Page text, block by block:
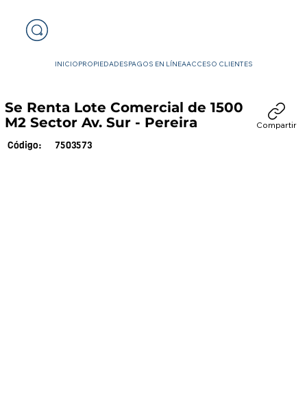
INICIOPROPIEDADESPAGOS EN LÍNEAACCESO CLIENTES
Se Renta Lote Comercial de 1500
M2 Sector Av. Sur - Pereira
Código: 7503573
Compartir